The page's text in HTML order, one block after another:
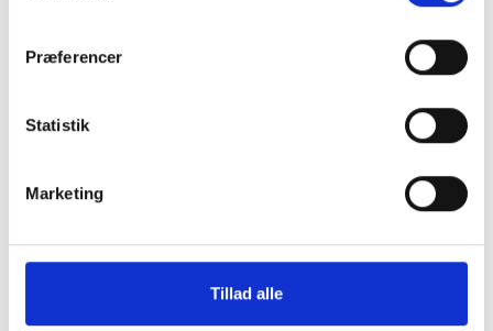
Præferencer
Statistik
Marketing
Tillad alle
os i en af vores
mange
butikker i hele
Danmark